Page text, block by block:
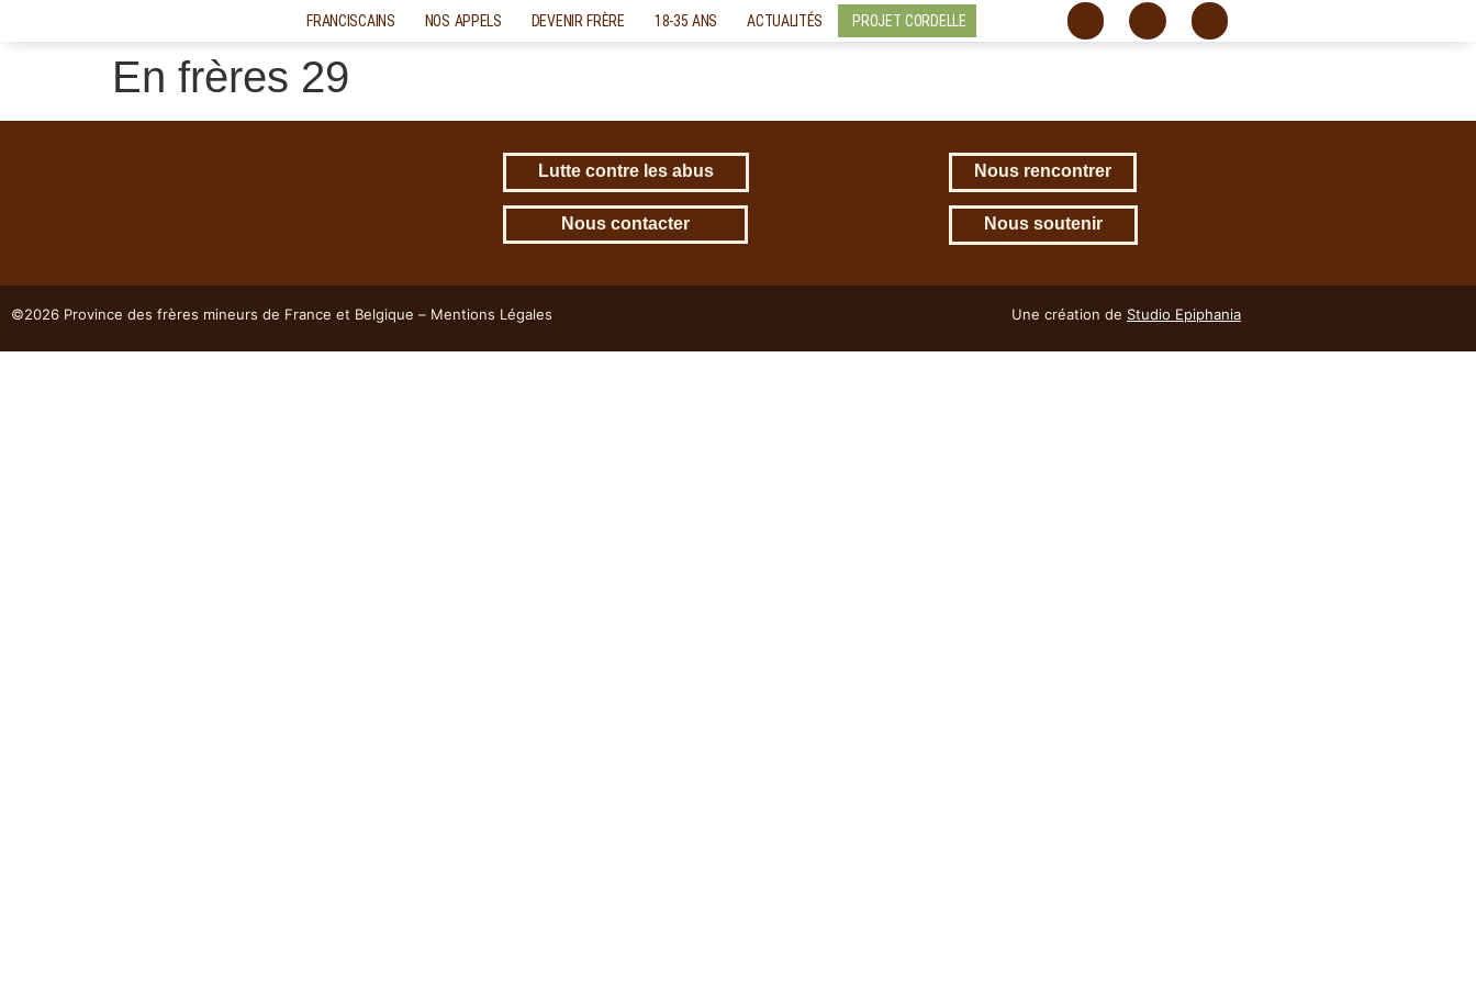
FRANCISCAINS NOS APPELS DEVENIR FRÈRE 18-35 ANS ACTUALITÉS PROJET CORDELLE
En frères 29
Lutte contre les abus
Nous contacter
Nous rencontrer
Nous soutenir
©2026 Province des frères mineurs de France et Belgique – Mentions Légales Une création de Studio Epiphania